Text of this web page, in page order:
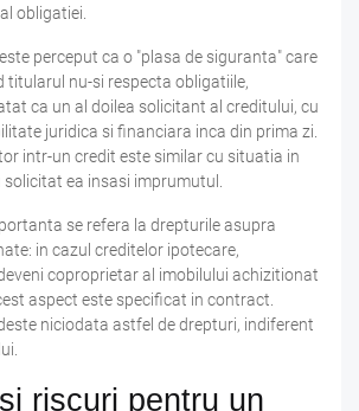
obligatiei.
perceput ca o "plasa de siguranta" care
titularul nu-si respecta obligatiile,
ca un al doilea solicitant al creditului, cu
juridica si financiara inca din prima zi.
intr-un credit este similar cu situatia in
ea insasi imprumutul.
se refera la drepturile asupra
in cazul creditelor ipotecare,
coproprietar al imobilului achizitionat
aspect este specificat in contract.
niciodata astfel de drepturi, indiferent
riscuri pentru un